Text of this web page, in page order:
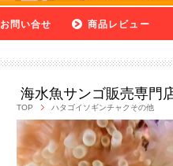
お問い合せ 商品レビュー
海水魚サンゴ販売専門
TOP ハタゴイソギンチャクその他